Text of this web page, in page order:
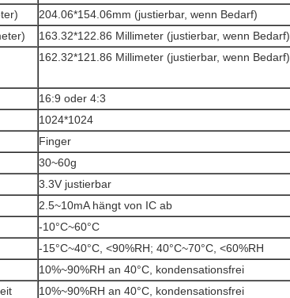
204.06*154.06mm (justierbar, wenn Bedarf)
163.32*122.86 Millimeter (justierbar, wenn Bedarf)
162.32*121.86 Millimeter (justierbar, wenn Bedarf)
16:9 oder 4:3
1024*1024
Finger
30~60g
3.3V justierbar
2.5~10mA hängt von IC ab
-10°C~60°C
-15°C~40°C, <90%RH; 40°C~70°C, <60%RH
10%~90%RH an 40°C, kondensationsfrei
10%~90%RH an 40°C, kondensationsfrei